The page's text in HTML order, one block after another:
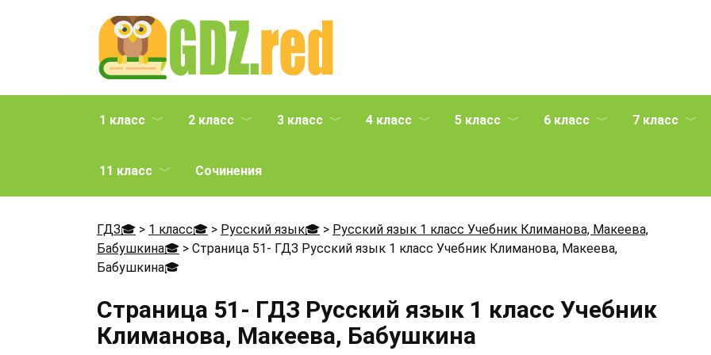
1 класс 2 класс 3 класс 4 класс 5 класс 6 класс 7 класс
11 класс Сочинения
ГДЗ🎓 > 1 класс🎓 > Русский язык🎓 > Русский язык 1 класс Учебник Климанова, Макеева,
Бабушкина🎓 > Страница 51- ГДЗ Русский язык 1 класс Учебник Климанова, Макеева,
Бабушкина🎓
Страница 51- ГДЗ Русский язык 1 класс Учебник
Климанова, Макеева, Бабушкина